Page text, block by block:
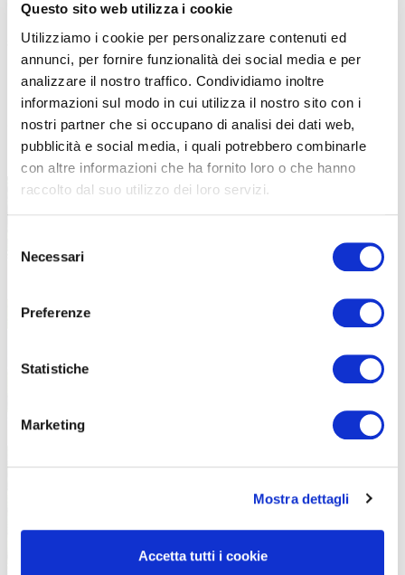
Questo sito web utilizza i cookie
Utilizziamo i cookie per personalizzare contenuti ed
annunci, per fornire funzionalità dei social media e per
analizzare il nostro traffico. Condividiamo inoltre
informazioni sul modo in cui utilizza il nostro sito con i
nostri partner che si occupano di analisi dei dati web,
pubblicità e social media, i quali potrebbero combinarle
con altre informazioni che ha fornito loro o che hanno
raccolto dal suo utilizzo dei loro servizi.
delNecessari
Preferenze
Statistiche
Marketing
Mostra dettagli
Accetta tutti i cookie
conferma sempre di più una
settore in costante e continua crescita. Di anno in anno Enjoy
Stelvio Valtellina cresce in termini di partecipazione e questo
permette di avere sul territorio appassionati che, oltre a scalare i
nostri grandi passi alpini, vivono e godono appieno l’offerta
turistica della nostra destinazione, in primis enogastronomia e
natura».